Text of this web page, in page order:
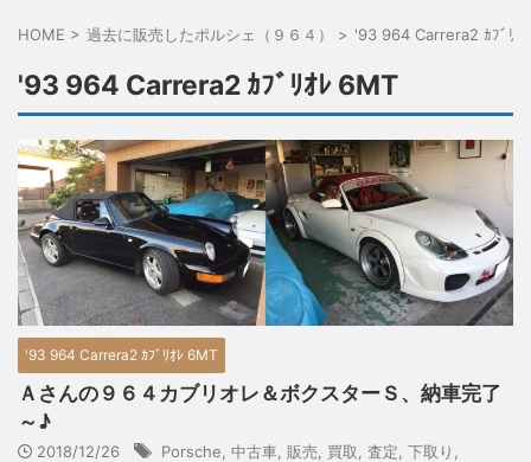
HOME > 過去に販売したポルシェ（９６４） > '93 964 Carrera2 ｶﾌﾞﾘｵ
'93 964 Carrera2 ｶﾌﾞﾘｵﾚ 6MT
'93 964 Carrera2 ｶﾌﾞﾘｵﾚ 6MT
Ａさんの９６４カブリオレ＆ボクスターＳ、納車完了
～♪
2018/12/26 Porsche 中古車 販売 買取 査定 下取り